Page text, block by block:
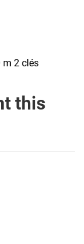
m 2 clés
this